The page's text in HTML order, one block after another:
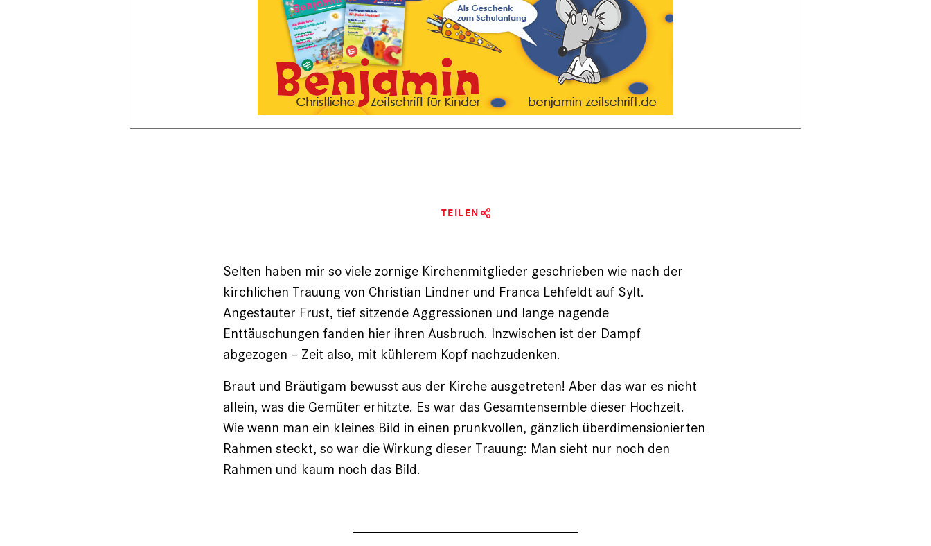
TEILEN
Selten haben mir so viele zornige Kirchenmitglieder geschrieben wie nach der
kirchlichen Trauung von Christian Lindner und Franca Lehfeldt auf Sylt.
Angestauter Frust, tief sitzende Aggressionen und lange nagende
Enttäuschungen fanden hier ihren Ausbruch. Inzwischen ist der Dampf
abgezogen – Zeit also, mit kühlerem Kopf nachzudenken.
Braut und Bräutigam bewusst aus der Kirche ausgetreten! Aber das war es nicht
allein, was die Gemüter erhitzte. Es war das Gesamtensemble dieser Hochzeit.
Wie wenn man ein kleines Bild in einen prunkvollen, gänzlich überdimensionierten
Rahmen steckt, so war die Wirkung dieser Trauung: Man sieht nur noch den
Rahmen und kaum noch das Bild.